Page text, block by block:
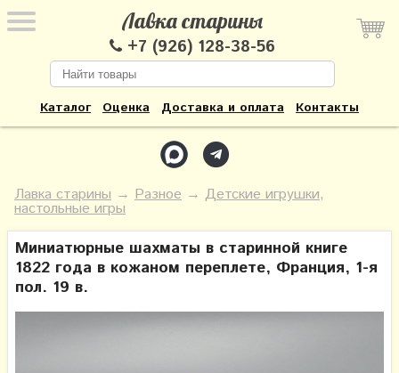
Лавка старины
+7 (926) 128-38-56
Каталог Оценка Доставка и оплата Контакты
Лавка старины → Разное → Детские игрушки,
настольные игры
Миниатюрные шахматы в старинной книге
1822 года в кожаном переплете, Франция, 1-я
пол. 19 в.